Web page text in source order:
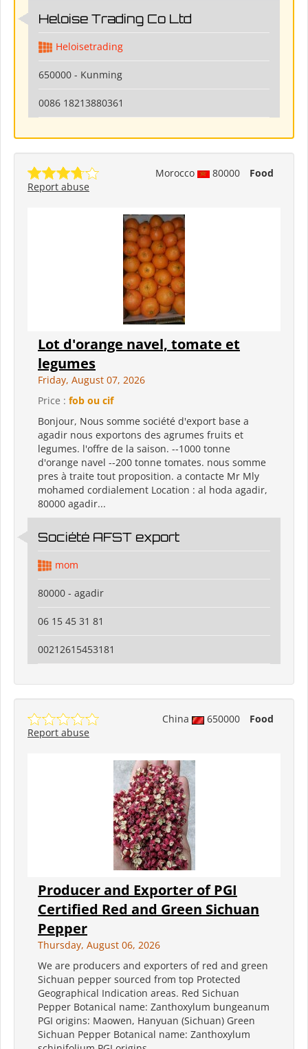
Heloise Trading Co Ltd
Heloisetrading
650000 - Kunming
0086 18213880361
Morocco 80000
Food
Report abuse
Lot d'orange navel, tomate et
legumes
Friday, August 07, 2026
Price : fob ou cif
Bonjour, Nous somme société d'export base a
agadir nous exportons des agrumes fruits et
legumes. l'offre de la saison. --1000 tonne
d'orange navel --200 tonne tomates. nous somme
pres à traite tout proposition. a contacte Mr Mly
mohamed cordialement Location : al hoda agadir,
80000 agadir...
Société AFST export
mom
80000 - agadir
06 15 45 31 81
00212615453181
China 650000
Food
Report abuse
Producer and Exporter of PGI
Certified Red and Green Sichuan
Pepper
Thursday, August 06, 2026
We are producers and exporters of red and green
Sichuan pepper sourced from top Protected
Geographical Indication areas. Red Sichuan
Pepper Botanical name: Zanthoxylum bungeanum
PGI origins: Maowen, Hanyuan (Sichuan) Green
Sichuan Pepper Botanical name: Zanthoxylum